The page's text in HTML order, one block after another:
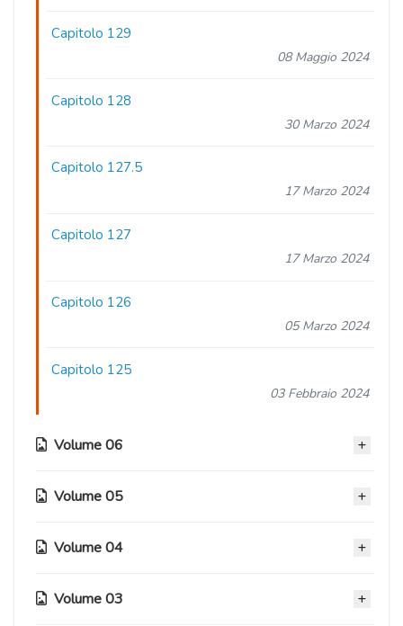
Capitolo 129
08 Maggio 2024
Capitolo 128
30 Marzo 2024
Capitolo 127.5
17 Marzo 2024
Capitolo 127
17 Marzo 2024
Capitolo 126
05 Marzo 2024
Capitolo 125
03 Febbraio 2024
Volume 06
Capitolo 124.3
01 Dicembre 2023
Volume 05
Capitolo 105.3
Volume 04
Capitolo 88
Volume 03